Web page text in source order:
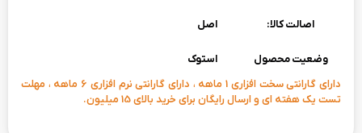
اصالت کالا: اصل
وضعیت محصول
استوک
دارای گارانتی سخت افزاری 1 ماهه ، دارای گارانتی نرم افزاری 6 ماهه ، مهلت
تست یک هفته ای و ارسال رایگان برای خرید بالای 15 میلیون.